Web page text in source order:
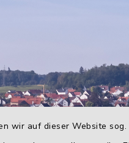
wir auf dieser Website